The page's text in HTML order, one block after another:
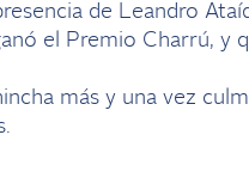
de Leandro
el Premio Charrú, y
más y una vez